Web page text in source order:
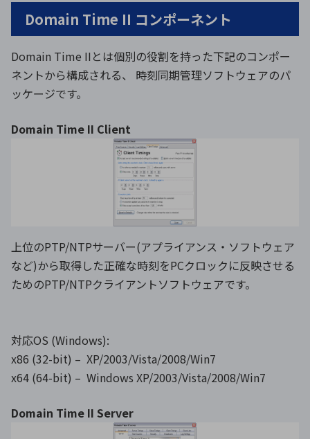
Domain Time II コンポーネント
Domain Time IIとは個別の役割を持った下記のコンポー
ネントから構成される、 時刻同期管理ソフトウェアのパ
ッケージです。
Domain Time II Client
上位のPTP/NTPサーバー(アプライアンス・ソフトウェア
など)から取得した正確な時刻をPCクロックに反映させる
ためのPTP/NTPクライアントソフトウェアです。
対応OS (Windows):
x86 (32-bit) – XP/2003/Vista/2008/Win7
x64 (64-bit) – Windows XP/2003/Vista/2008/Win7
Domain Time II Server